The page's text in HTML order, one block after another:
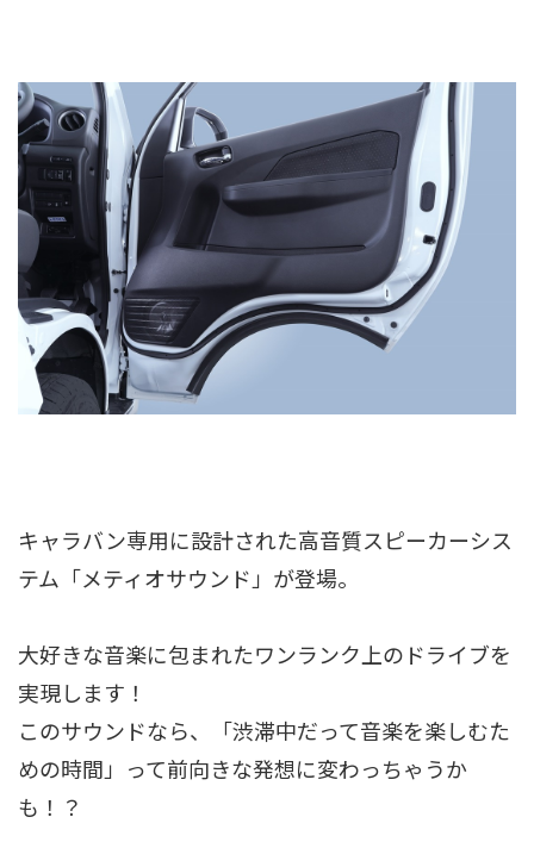
キャラバン専用に設計された高音質スピーカーシス
テム「メティオサウンド」が登場。
大好きな音楽に包まれたワンランク上のドライブを
実現します！
このサウンドなら、「渋滞中だって音楽を楽しむた
めの時間」って前向きな発想に変わっちゃうか
も！？